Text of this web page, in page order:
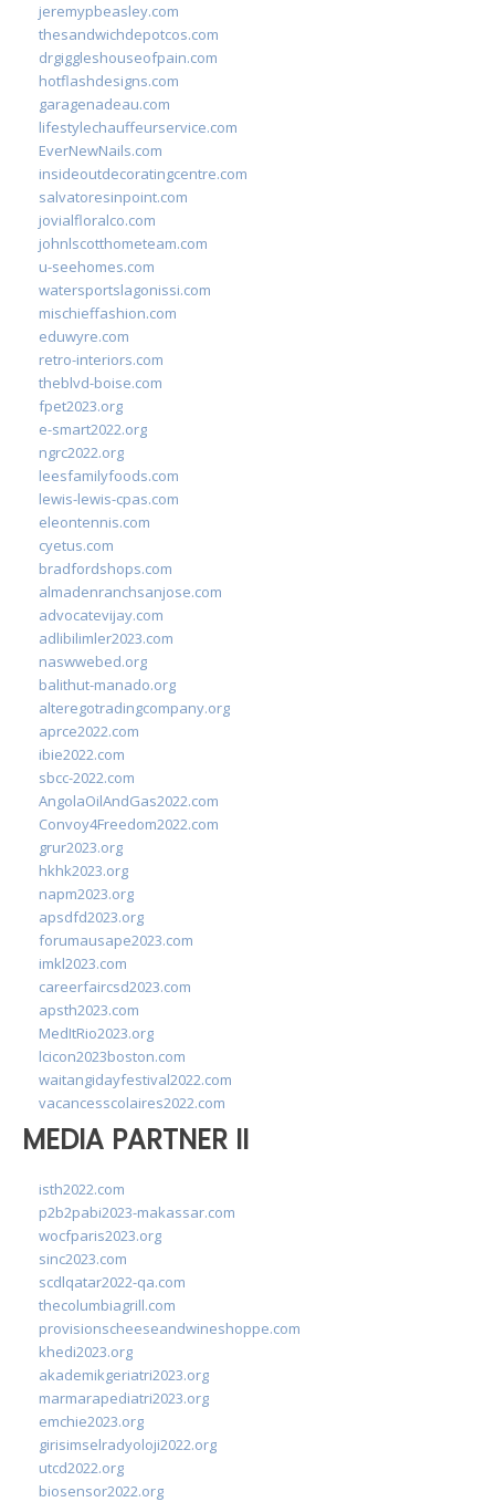
jeremypbeasley.com
thesandwichdepotcos.com
drgiggleshouseofpain.com
hotflashdesigns.com
garagenadeau.com
lifestylechauffeurservice.com
EverNewNails.com
insideoutdecoratingcentre.com
salvatoresinpoint.com
jovialfloralco.com
johnlscotthometeam.com
u-seehomes.com
watersportslagonissi.com
mischieffashion.com
eduwyre.com
retro-interiors.com
theblvd-boise.com
fpet2023.org
e-smart2022.org
ngrc2022.org
leesfamilyfoods.com
lewis-lewis-cpas.com
eleontennis.com
cyetus.com
bradfordshops.com
almadenranchsanjose.com
advocatevijay.com
adlibilimler2023.com
naswwebed.org
balithut-manado.org
alteregotradingcompany.org
aprce2022.com
ibie2022.com
sbcc-2022.com
AngolaOilAndGas2022.com
Convoy4Freedom2022.com
grur2023.org
hkhk2023.org
napm2023.org
apsdfd2023.org
forumausape2023.com
imkl2023.com
careerfaircsd2023.com
apsth2023.com
MedItRio2023.org
lcicon2023boston.com
waitangidayfestival2022.com
vacancesscolaires2022.com
MEDIA PARTNER II
isth2022.com
p2b2pabi2023-makassar.com
wocfparis2023.org
sinc2023.com
scdlqatar2022-qa.com
thecolumbiagrill.com
provisionscheeseandwineshoppe.com
khedi2023.org
akademikgeriatri2023.org
marmarapediatri2023.org
emchie2023.org
girisimselradyoloji2022.org
utcd2022.org
biosensor2022.org